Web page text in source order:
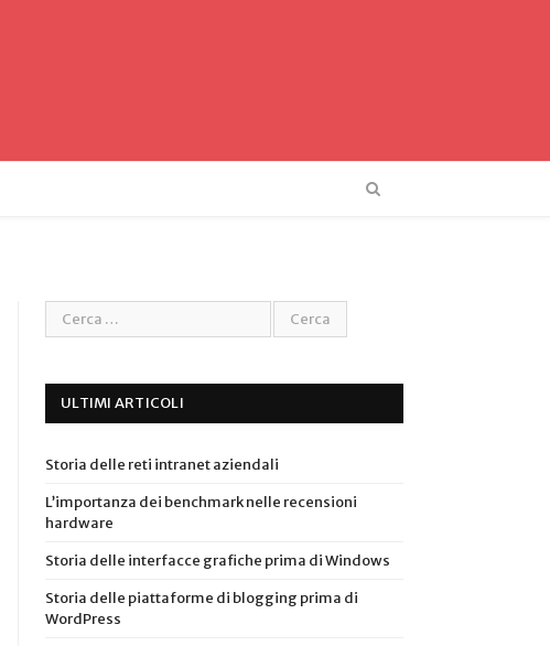
ULTIMI ARTICOLI
Storia delle reti intranet aziendali
L’importanza dei benchmark nelle recensioni
hardware
Storia delle interfacce grafiche prima di Windows
Storia delle piattaforme di blogging prima di
WordPress